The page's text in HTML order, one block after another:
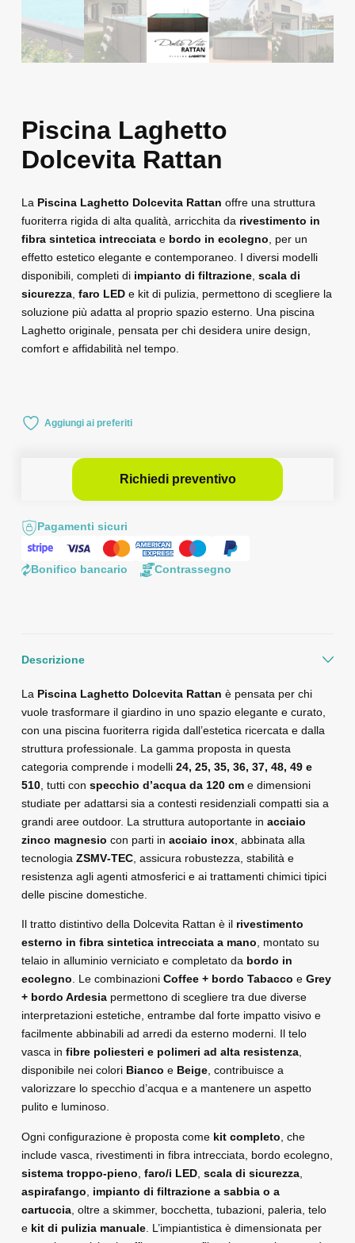
Piscina Laghetto
Dolcevita Rattan
La Piscina Laghetto Dolcevita Rattan offre una struttura
fuoriterra rigida di alta qualità, arricchita da rivestimento in
fibra sintetica intrecciatae bordo in ecolegno , per un
effetto estetico elegante e contemporaneo. I diversi modelli
disponibili, completi di impianto di filtrazione, scala di
sicurezza, faro LEDe kit di pulizia, permettono di scegliere la
soluzione più adatta al proprio spazio esterno. Una piscina
Laghetto originale, pensata per chi desidera unire design,
comfort e affidabilità nel tempo.
Aggiungi ai preferiti
Richiedi preventivo
Pagamenti sicuri
Bonifico bancario Contrassegno
Descrizione
La Piscina Laghetto Dolcevita Rattan è pensata per chi
vuole trasformare il giardino in uno spazio elegante e curato,
con una piscina fuoriterra rigida dall’estetica ricercata e dalla
struttura professionale. La gamma proposta in questa
categoria comprende i modelli 24, 25, 35, 36, 37, 48, 49 e
510, tutti con specchio d’acqua da 120 cme dimensioni
studiate per adattarsi sia a contesti residenziali compatti sia a
grandi aree outdoor. La struttura autoportante in acciaio
zinco magnesio con parti in acciaio inox, abbinata alla
tecnologia ZSMV‑TEC, assicura robustezza, stabilità e
resistenza agli agenti atmosferici e ai trattamenti chimici tipici
delle piscine domestiche.
Il tratto distintivo della Dolcevita Rattan è il rivestimento
esterno in fibra sintetica intrecciata a mano, montato su
telaio in alluminio verniciato e completato da bordo in
ecolegno. Le combinazioni Coffee + bordo Tabacco e Grey
+ bordo Ardesiapermettono di scegliere tra due diverse
interpretazioni estetiche, entrambe dal forte impatto visivo e
facilmente abbinabili ad arredi da esterno moderni. Il telo
vasca in fibre poliesteri e polimeri ad alta resistenza,
disponibile nei colori Bianco e Beige, contribuisce a
valorizzare lo specchio d’acqua e a mantenere un aspetto
pulito e luminoso.
Ogni configurazione è proposta come kit completo , che
include vasca, rivestimenti in fibra intrecciata, bordo ecolegno,
sistema troppo‑pieno faro/i LED, scala di sicurezza,
aspirafango
impianto di filtrazione a sabbia o a
cartuccia, oltre a skimmer, bocchetta, tubazioni, paleria, telo
e kit di pulizia manuale. L’impiantistica è dimensionata per